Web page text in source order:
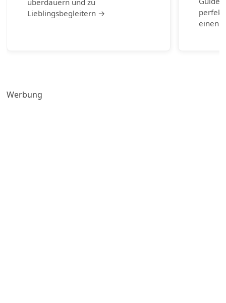
überdauern und zu
Lieblingsbegleitern →
einen
Werbung